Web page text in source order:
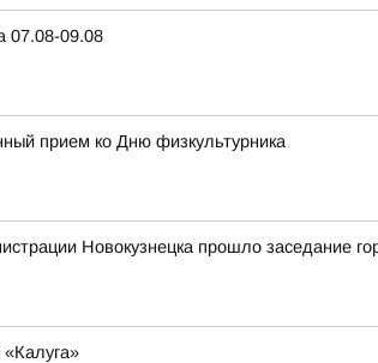
07.08-09.08
прием ко Дню физкультурника
Новокузнецка прошло заседание